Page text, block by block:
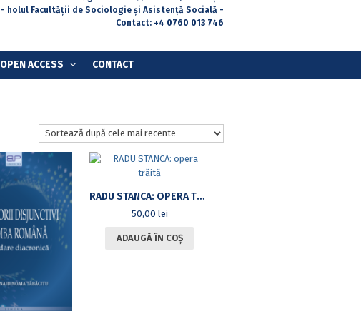
- holul Facultății de Sociologie și Asistență Socială -
Contact: +4 0760 013 746
OPEN ACCESS CONTACT
RADU STANCA: OPERA TRĂITĂ
50,00 lei
ADAUGĂ ÎN COȘ